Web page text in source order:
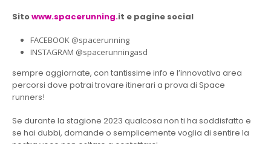
Sitowww.spacerunning.it e pagine social
FACEBOOK @spacerunning
INSTAGRAM @spacerunningasd
sempre aggiornate, con tantissime info e l’innovativa area
percorsi dove potrai trovare itinerari a prova di Space
runners!
Se durante la stagione 2023 qualcosa non ti ha soddisfatto e
se hai dubbi, domande o semplicemente voglia di sentire la